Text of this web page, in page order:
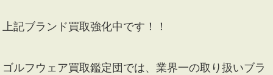
上記ブランド買取強化中です！！
ゴルフウェア買取鑑定団では、業界一の取り扱いブラ